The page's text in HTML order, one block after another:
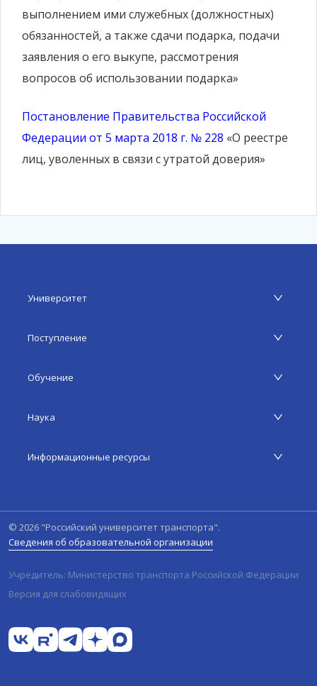
выполнением ими служебных (должностных)
обязанностей, а также сдачи подарка, подачи
заявления о его выкупе, рассмотрения
вопросов об использовании подарка»
Постановление Правительства Российской
Федерации от 5 марта 2018 г. № 228 «О реестре
лиц, уволенных в связи с утратой доверия»
Университет
Поступление
Обучение
Наука
Информационные ресурсы
© 2026 "Российский университет транспорта".
Сведения об образовательной организации
Учредитель: Министерство транспорта Российской Федерации
Версия для слабовидящих